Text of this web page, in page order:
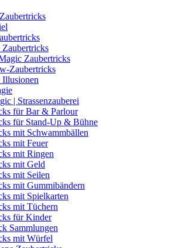
Zaubertricks
Zaubertricks
Illusionen
| Strassenzauberei
für Bar & Parlour
für Stand-Up & Bühne
mit Schwammbällen
mit Feuer
mit Ringen
mit Geld
mit Seilen
mit Gummibändern
mit Spielkarten
mit Tüchern
für Kinder
Sammlungen
mit Würfel